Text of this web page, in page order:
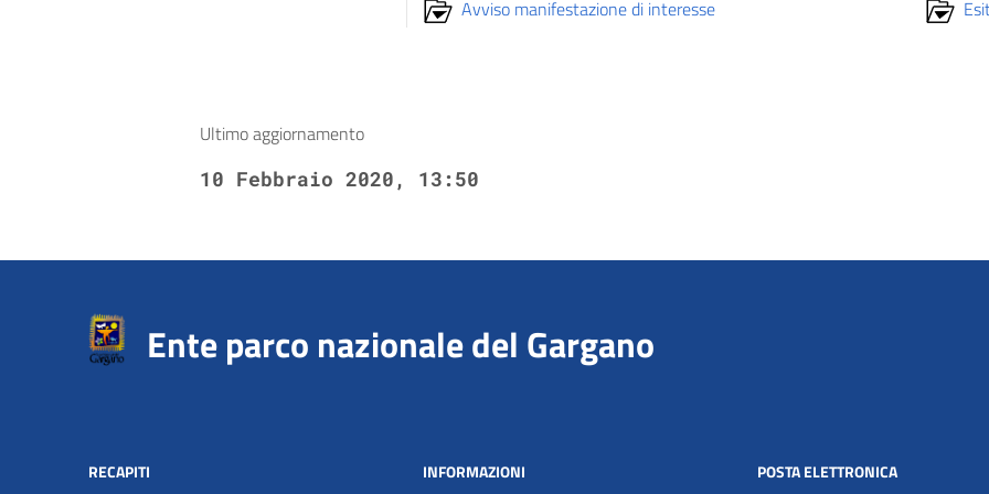
Avviso manifestazione di interesse
Ultimo aggiornamento
10 Febbraio 2020, 13:50
Ente parco nazionale del Gargano
RECAPITI INFORMAZIONI POSTA ELETTRONICA